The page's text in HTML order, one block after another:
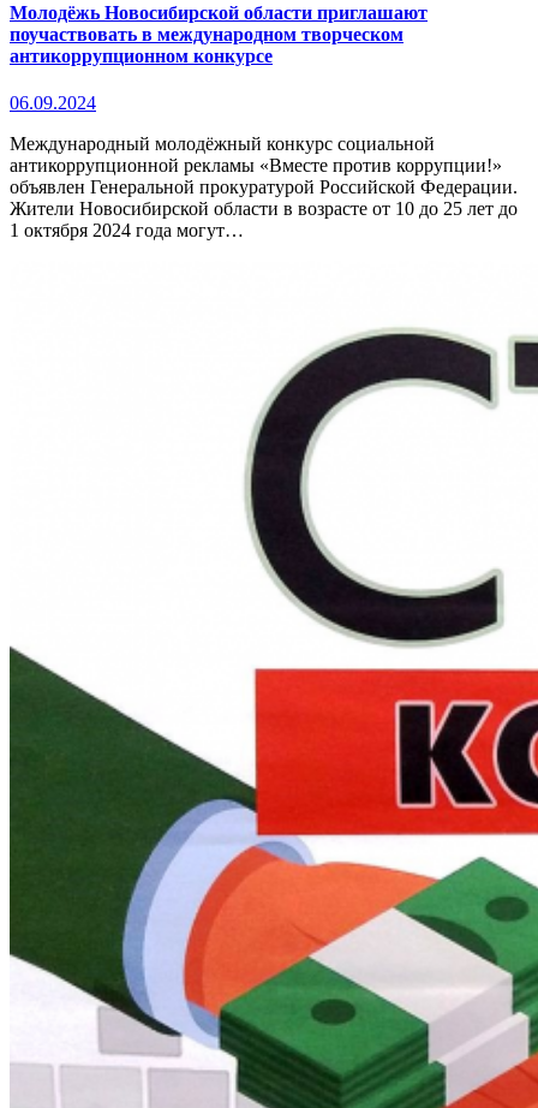
Молодёжь Новосибирской области приглашают
поучаствовать в международном творческом
антикоррупционном конкурсе
06.09.2024
Международный молодёжный конкурс социальной
антикоррупционной рекламы «Вместе против коррупции!»
объявлен Генеральной прокуратурой Российской Федерации.
Жители Новосибирской области в возрасте от 10 до 25 лет до
1 октября 2024 года могут…